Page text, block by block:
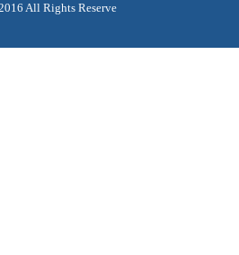
All Rights Reserve